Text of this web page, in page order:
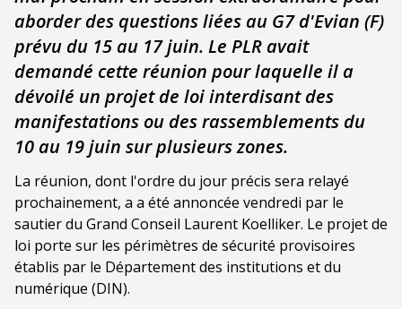
aborder des questions liées au G7 d'Evian (F)
prévu du 15 au 17 juin. Le PLR avait
demandé cette réunion pour laquelle il a
dévoilé un projet de loi interdisant des
manifestations ou des rassemblements du
10 au 19 juin sur plusieurs zones.
La réunion, dont l'ordre du jour précis sera relayé
prochainement, a a été annoncée vendredi par le
sautier du Grand Conseil Laurent Koelliker. Le projet de
loi porte sur les périmètres de sécurité provisoires
établis par le Département des institutions et du
numérique (DIN).